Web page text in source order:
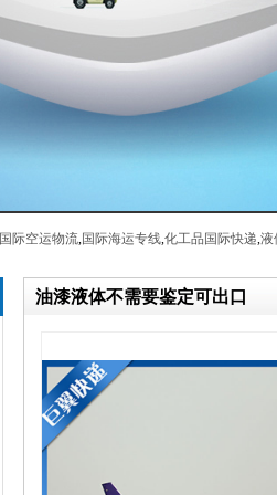
国际空运物流,国际海运专线,化工品国际快递,液
油漆液体不需要鉴定可出口